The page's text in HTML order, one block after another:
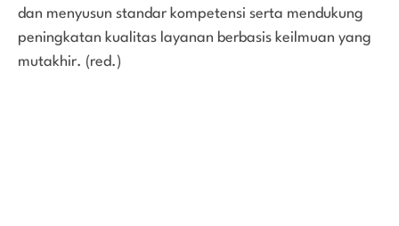
dan menyusun standar kompetensi serta mendukung
peningkatan kualitas layanan berbasis keilmuan yang
mutakhir. (red.)